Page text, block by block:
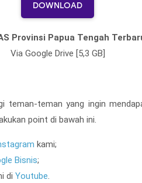
DOWNLOAD
Provinsi Papua Tengah
Via Google Drive [5,3 GB]
teman-teman yang ingin
point di bawah ini.
kami;
Bisnis;
di Youtube.